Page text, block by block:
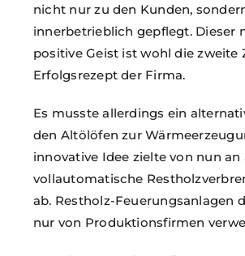
nicht nur zu den Kunden,
innerbetrieblich gepflegt. Dieser
positive Geist ist wohl die zweite
Erfolgsrezept der Firma.
Es musste allerdings ein
den Altölöfen zur
innovative Idee zielte von nun an
vollautomatische
ab. Restholz-Feuerungsanlagen
nur von Produktionsfirmen